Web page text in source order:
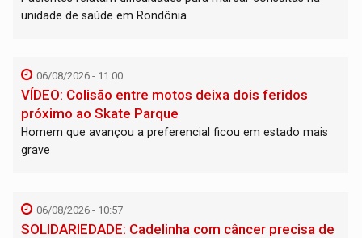
unidade de saúde em Rondônia
06/08/2026 - 11:00
VÍDEO: Colisão entre motos deixa dois feridos
próximo ao Skate Parque
Homem que avançou a preferencial ficou em estado mais
grave
06/08/2026 - 10:57
SOLIDARIEDADE: Cadelinha com câncer precisa de